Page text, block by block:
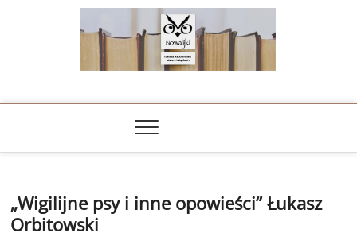
NOWALIJKI
„Wigilijne psy i inne opowieści” Łukasz
Orbitowski